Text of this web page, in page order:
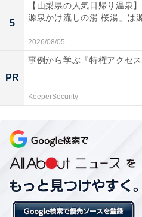
「白浜古賀の井リゾート
5
【山梨県の人気日帰り温泉
源泉かけ流しの湯 桜湯」は
2026/08/05
PR
事例から学ぶ『特権アクセス
KeeperSecurity